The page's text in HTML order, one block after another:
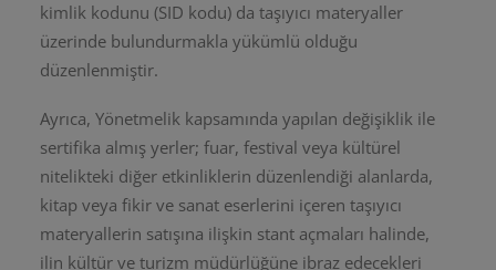
kimlik kodunu (SID kodu) da taşıyıcı materyaller
üzerinde bulundurmakla yükümlü olduğu
düzenlenmiştir.
Ayrıca, Yönetmelik kapsamında yapılan değişiklik ile
sertifika almış yerler; fuar, festival veya kültürel
nitelikteki diğer etkinliklerin düzenlendiği alanlarda,
kitap veya fikir ve sanat eserlerini içeren taşıyıcı
materyallerin satışına ilişkin stant açmaları halinde,
ilin kültür ve turizm müdürlüğüne ibraz edecekleri